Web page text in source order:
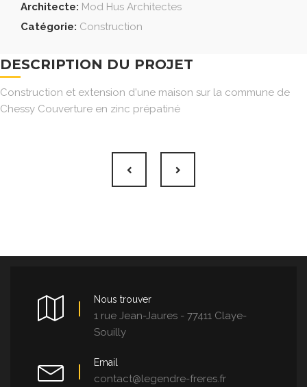
Architecte: Mod Hus Architectes
Catégorie: Construction
DESCRIPTION DU PROJET
Construction et extension d'une maison sur la commune de
Chessy Couverture en zinc prépatiné
Nous trouver
1 rue Jean-Jaures - 77411 Claye-
Souilly
Email
contact@legendre-freres.fr